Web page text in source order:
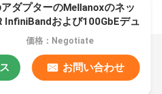
ダプターのMellanoxのネッ
InfiniBandおよび100GbEデュ
EDAT
価格：Negotiate
お問い合わせ